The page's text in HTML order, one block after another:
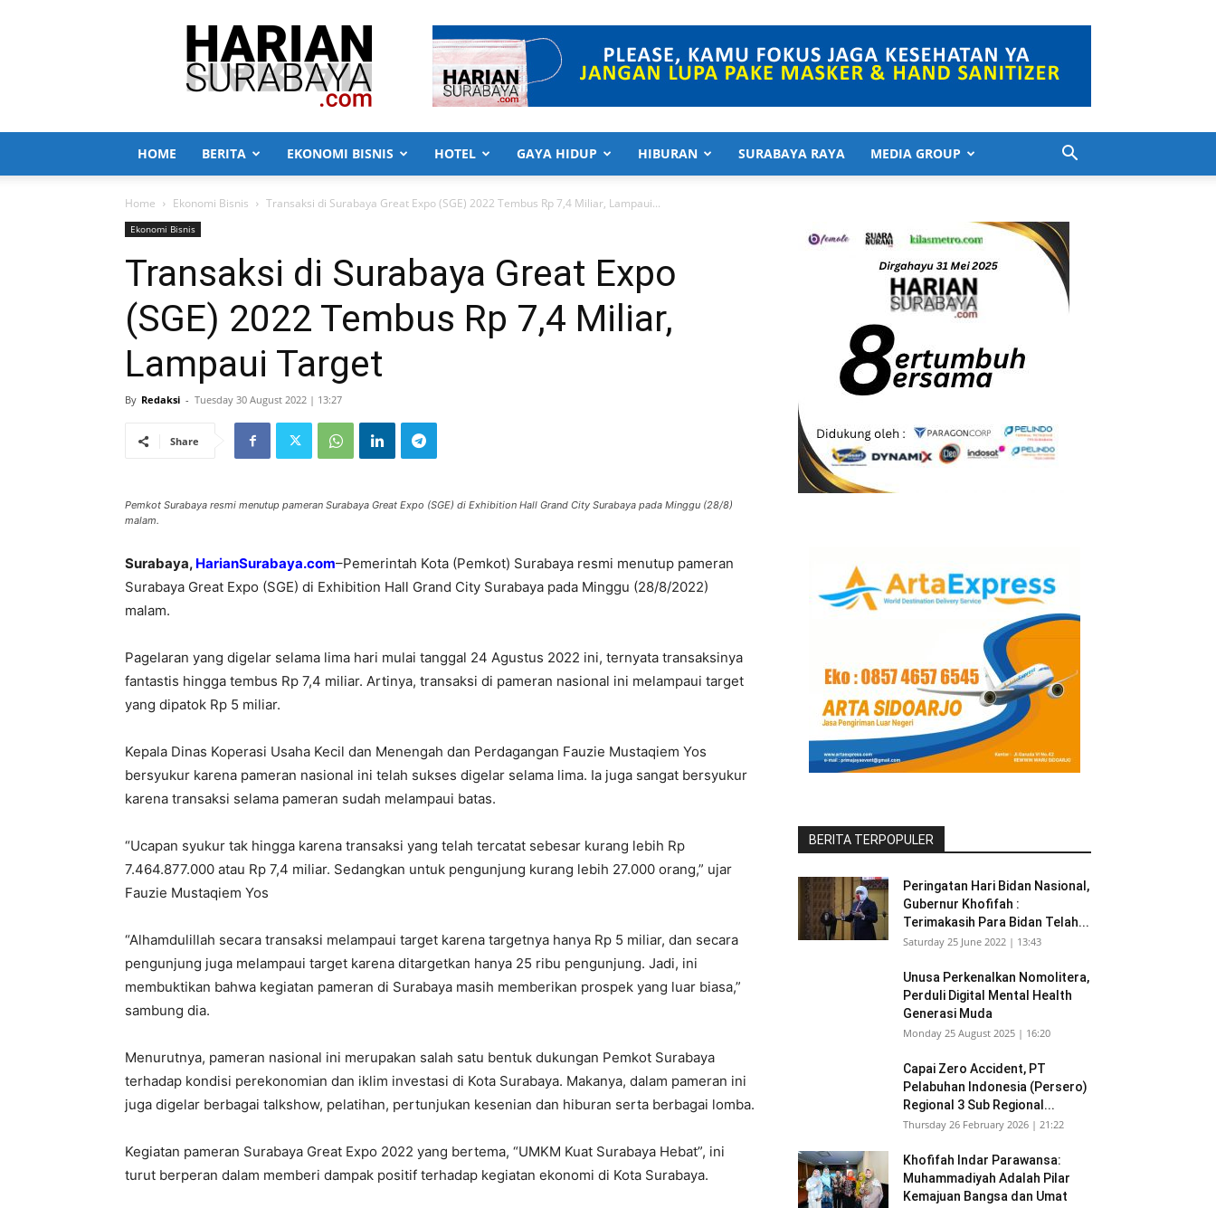
Harian
Surabaya
HOME BERITA EKONOMI BISNIS HOTEL GAYA HIDUP HIBURAN SURABAYA RAYA MEDIA GROUP
Home Ekonomi Bisnis Transaksi di Surabaya Great Expo (SGE) 2022 Tembus Rp 7,4 Miliar, Lampaui...
Ekonomi Bisnis
Transaksi di Surabaya Great Expo
(SGE) 2022 Tembus Rp 7,4 Miliar,
Lampaui Target
By Redaksi - Tuesday 30 August 2022 | 13:27
Share
Pemkot Surabaya resmi menutup pameran Surabaya Great Expo (SGE) di Exhibition Hall Grand City Surabaya pada Minggu (28/8)
malam.
Surabaya, HarianSurabaya.com–Pemerintah Kota (Pemkot) Surabaya resmi menutup pameran
Surabaya Great Expo (SGE) di Exhibition Hall Grand City Surabaya pada Minggu (28/8/2022)
malam.
Pagelaran yang digelar selama lima hari mulai tanggal 24 Agustus 2022 ini, ternyata transaksinya
fantastis hingga tembus Rp 7,4 miliar. Artinya, transaksi di pameran nasional ini melampaui target
yang dipatok Rp 5 miliar.
Kepala Dinas Koperasi Usaha Kecil dan Menengah dan Perdagangan Fauzie Mustaqiem Yos
bersyukur karena pameran nasional ini telah sukses digelar selama lima. Ia juga sangat bersyukur
karena transaksi selama pameran sudah melampaui batas.
“Ucapan syukur tak hingga karena transaksi yang telah tercatat sebesar kurang lebih Rp
7.464.877.000 atau Rp 7,4 miliar. Sedangkan untuk pengunjung kurang lebih 27.000 orang,” ujar
Fauzie Mustaqiem Yos
“Alhamdulillah secara transaksi melampaui target karena targetnya hanya Rp 5 miliar, dan secara
pengunjung juga melampaui target karena ditargetkan hanya 25 ribu pengunjung. Jadi, ini
membuktikan bahwa kegiatan pameran di Surabaya masih memberikan prospek yang luar biasa,”
sambung dia.
Menurutnya, pameran nasional ini merupakan salah satu bentuk dukungan Pemkot Surabaya
terhadap kondisi perekonomian dan iklim investasi di Kota Surabaya. Makanya, dalam pameran ini
juga digelar berbagai talkshow, pelatihan, pertunjukan kesenian dan hiburan serta berbagai lomba.
Kegiatan pameran Surabaya Great Expo 2022 yang bertema, “UMKM Kuat Surabaya Hebat”, ini
turut berperan dalam memberi dampak positif terhadap kegiatan ekonomi di Kota Surabaya.
BERITA TERPOPULER
Peringatan Hari Bidan Nasional,
Gubernur Khofifah :
Terimakasih Para Bidan Telah...
Saturday 25 June 2022 | 13:43
Unusa Perkenalkan Nomolitera,
Perduli Digital Mental Health
Generasi Muda
Monday 25 August 2025 | 16:20
Capai Zero Accident, PT
Pelabuhan Indonesia (Persero)
Regional 3 Sub Regional...
Thursday 26 February 2026 | 21:22
Khofifah Indar Parawansa:
Muhammadiyah Adalah Pilar
Kemajuan Bangsa dan Umat